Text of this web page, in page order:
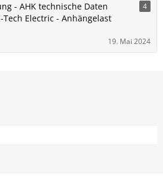
- AHK technische Daten
Tech Electric - Anhängelast
4
19. Mai 2024